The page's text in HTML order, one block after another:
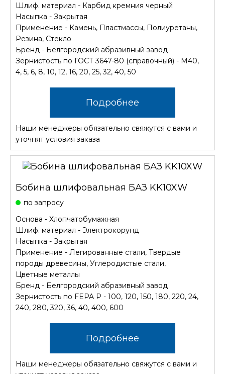
Шлиф. материал - Карбид кремния черный
Насыпка - Закрытая
Применение - Камень, Пластмассы, Полиуретаны,
Резина, Стекло
Бренд - Белгородский абразивный завод
Зернистость по ГОСТ 3647-80 (справочный) - М40,
4, 5, 6, 8, 10, 12, 16, 20, 25, 32, 40, 50
Подробнее
Наши менеджеры обязательно свяжутся с вами и
уточнят условия заказа
Бобина шлифовальная БАЗ KK10XW
по запросу
Основа - Хлопчатобумажная
Шлиф. материал - Электрокорунд
Насыпка - Закрытая
Применение - Легированные стали, Твердые
породы древесины, Углеродистые стали,
Цветные металлы
Бренд - Белгородский абразивный завод
Зернистость по FEPA P - 100, 120, 150, 180, 220, 24,
240, 280, 320, 36, 40, 400, 600
Подробнее
Наши менеджеры обязательно свяжутся с вами и